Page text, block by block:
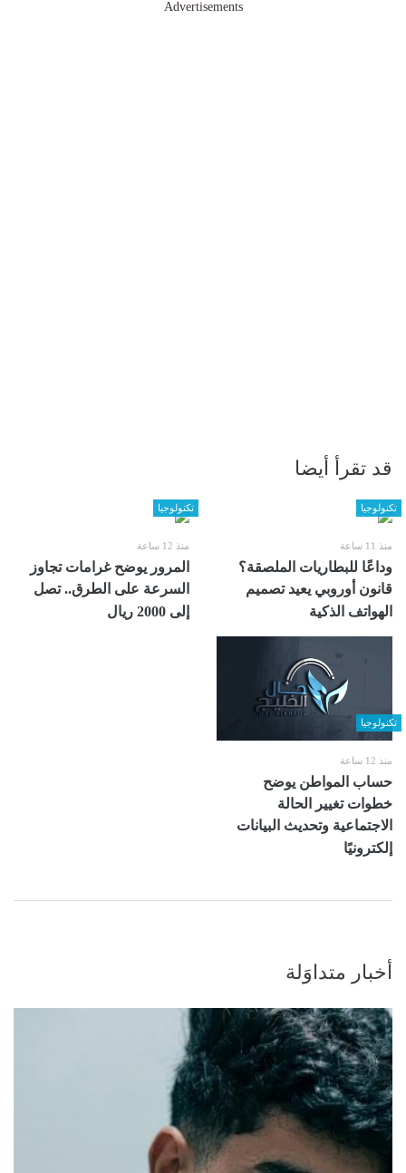
Advertisements
قد تقرأ أيضا
تكنولوجيا
منذ 11 ساعة
وداعًا للبطاريات الملصقة؟
قانون أوروبي يعيد تصميم
الهواتف الذكية
تكنولوجيا
منذ 12 ساعة
المرور يوضح غرامات تجاوز
السرعة على الطرق.. تصل
إلى 2000 ريال
تكنولوجيا
منذ 12 ساعة
حساب المواطن يوضح
خطوات تغيير الحالة
الاجتماعية وتحديث البيانات
إلكترونيًا
أخبار متداوَلة